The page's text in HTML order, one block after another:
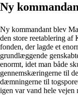
Ny
Ny kommandant blev
den store reetablering
fonden, der lagde et
grundlæggende
enormt, idet man både
gennemskæringerne til
dæmningerne til
igen var vand hele vejen